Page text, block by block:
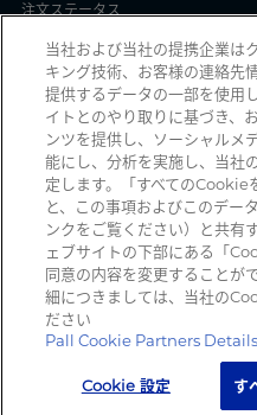
注文ステータス
プライバシーと使用
個人情報保護方針
契約条件
Manage Cookies
詐欺メールを受信していませんか？
ーシャルメディアメッセージ、テキ
時は、reportphishing@pall.com
Copyright 2026 Pall Corporation.
当社および当社の提携企業は
キング技術、お客様の連絡先
提供するデータの一部を使用
イトとのやり取りに基づき、
ンツを提供し、ソーシャルメ
能にし、分析を実施し、当社
定します。「すべてのCookie
と、この事項およびこのデー
ンクをご覧ください）と共有
ェブサイトの下部にある「
同意の内容を変更することが
細につきましては、当社の
ださい
Pall Cookie Partners Details
Cookie 設定 す